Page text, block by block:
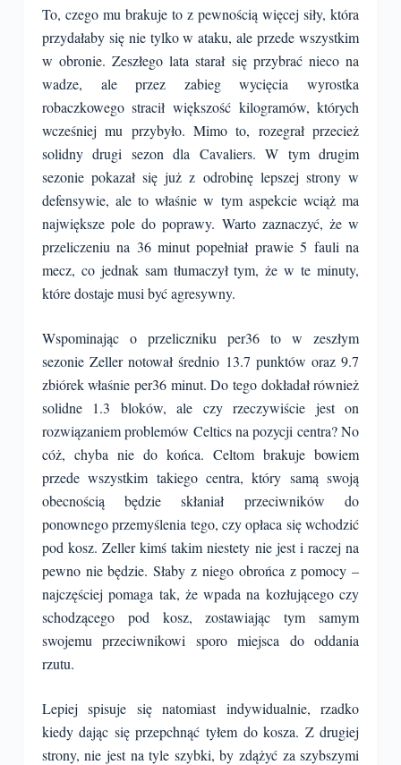
To, czego mu brakuje to z pewnością więcej siły, która
przydałaby się nie tylko w ataku, ale przede wszystkim
w obronie. Zeszłego lata starał się przybrać nieco na
wadze, ale przez zabieg wycięcia wyrostka
robaczkowego stracił większość kilogramów, których
wcześniej mu przybyło. Mimo to, rozegrał przecież
solidny drugi sezon dla Cavaliers. W tym drugim
sezonie pokazał się już z odrobinę lepszej strony w
defensywie, ale to właśnie w tym aspekcie wciąż ma
największe pole do poprawy. Warto zaznaczyć, że w
przeliczeniu na 36 minut popełniał prawie 5 fauli na
mecz, co jednak sam tłumaczył tym, że w te minuty,
które dostaje musi być agresywny.
Wspominając o przeliczniku per36 to w zeszłym
sezonie Zeller notował średnio 13.7 punktów oraz 9.7
zbiórek właśnie per36 minut. Do tego dokładał również
solidne 1.3 bloków, ale czy rzeczywiście jest on
rozwiązaniem problemów Celtics na pozycji centra? No
cóż, chyba nie do końca. Celtom brakuje bowiem
przede wszystkim takiego centra, który samą swoją
obecnością będzie skłaniał przeciwników do
ponownego przemyślenia tego, czy opłaca się wchodzić
pod kosz. Zeller kimś takim niestety nie jest i raczej na
pewno nie będzie. Słaby z niego obrońca z pomocy –
najczęściej pomaga tak, że wpada na kozłującego czy
schodzącego pod kosz, zostawiając tym samym
swojemu przeciwnikowi sporo miejsca do oddania
rzutu.
Lepiej spisuje się natomiast indywidualnie, rzadko
kiedy dając się przepchnąć tyłem do kosza. Z drugiej
strony, nie jest na tyle szybki, by zdążyć za szybszymi